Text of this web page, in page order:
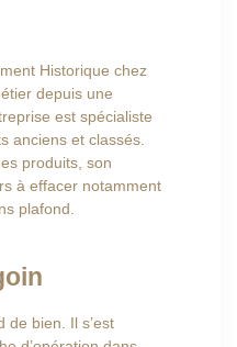
Historique chez
depuis une
est spécialiste
anciens et classés.
produits, son
à effacer notamment
plafond.
de bien. Il s’est